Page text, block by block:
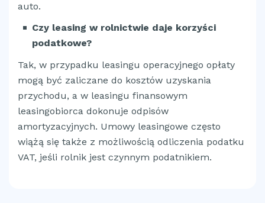
auto.
Czy leasing w rolnictwie daje korzyści
podatkowe?
Tak, w przypadku leasingu operacyjnego opłaty
mogą być zaliczane do kosztów uzyskania
przychodu, a w leasingu finansowym
leasingobiorca dokonuje odpisów
amortyzacyjnych. Umowy leasingowe często
wiążą się także z możliwością odliczenia podatku
VAT, jeśli rolnik jest czynnym podatnikiem.